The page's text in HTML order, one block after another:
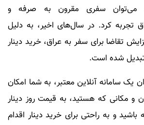
می‌توان سفری مقرون به صرفه و
تجربه کرد. در سال‌های اخیر، به دلیل
تقاضا برای سفر به عراق، خرید دینار
تبدیل شده است.
یک سامانه آنلاین معتبر، به شما امکان
و مکانی که هستید، به قیمت روز دینار
و به راحتی برای خرید دینار اقدام